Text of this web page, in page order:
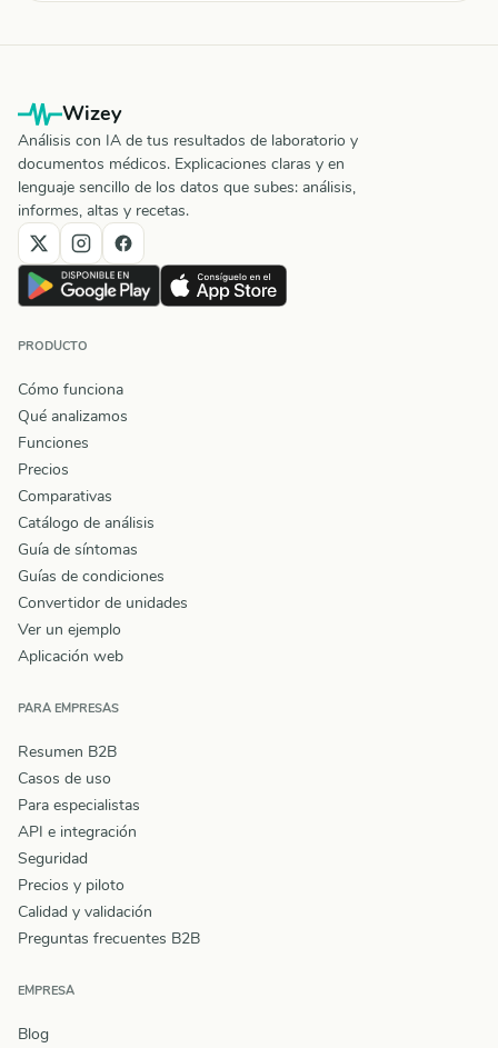
Wizey
Análisis con IA de tus resultados de laboratorio y
documentos médicos. Explicaciones claras y en
lenguaje sencillo de los datos que subes: análisis,
informes, altas y recetas.
PRODUCTO
Cómo funciona
Qué analizamos
Funciones
Precios
Comparativas
Catálogo de análisis
Guía de síntomas
Guías de condiciones
Convertidor de unidades
Ver un ejemplo
Aplicación web
PARA EMPRESAS
Resumen B2B
Casos de uso
Para especialistas
API e integración
Seguridad
Precios y piloto
Calidad y validación
Preguntas frecuentes B2B
EMPRESA
Blog